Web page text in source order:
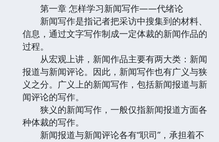
第一章 怎样学习新闻写作——代绪论
新闻写作是指记者把采访中搜集到的材料、
信息，通过文字写作制成一定体裁的新闻作品的
过程。
从宏观上讲，新闻作品主要有两大类：新闻
报道与新闻评论。因此，新闻写作也有广义与狭
义之分。广义上的新闻写作，包括新闻报道与新
闻评论的写作。
狭义的新闻写作，一般仅指新闻报道方面各
种体裁的写作。
新闻报道与新闻评论各有“职司”，承担着不